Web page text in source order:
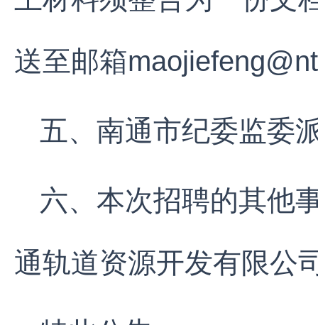
送至邮箱
五、南通市纪委监委
六、本次招聘的其他
通轨道资源开发有限公